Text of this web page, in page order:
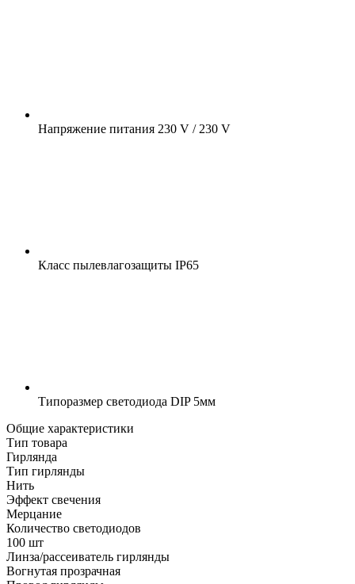
Напряжение питания 230 V / 230 V
Класс пылевлагозащиты IP65
Типоразмер светодиода DIP 5мм
Общие характеристики
Тип товара
Гирлянда
Тип гирлянды
Нить
Эффект свечения
Мерцание
Количество светодиодов
100 шт
Линза/рассеиватель гирлянды
Вогнутая прозрачная